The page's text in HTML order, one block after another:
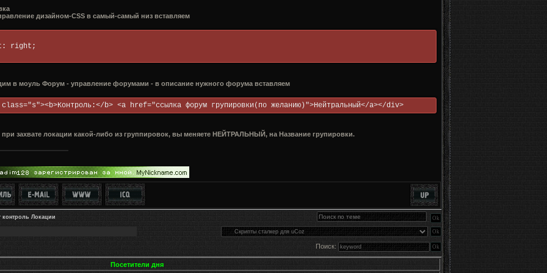
дизайном-CSS в самый-самый низ вставляем
right;
в моуль Форум - управление форумами - в описание нужного форума вставляем
b> <a href="ссылка форум групировки(по желанию)">Нейтральный</a></div>
при захвате локации какой-либо из группировок, вы меняете НЕЙТРАЛЬНЫЙ, на Название групировки.
контроль Локации
Поиск:
Посетители дня